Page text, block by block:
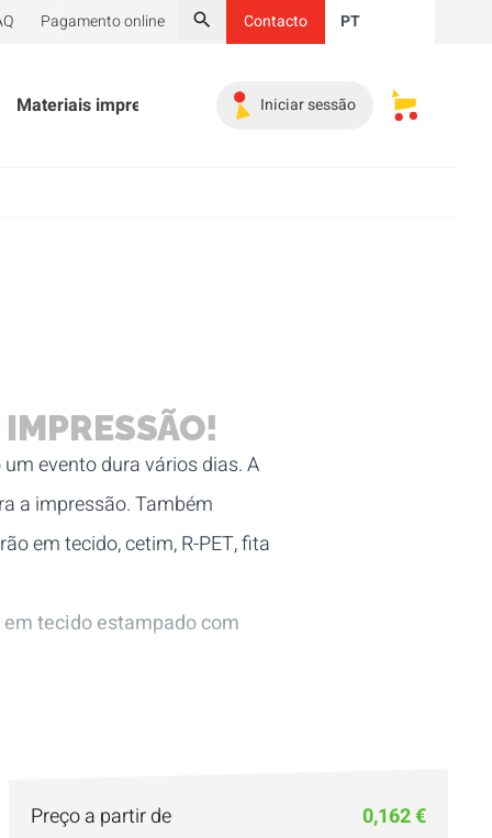
Pagamento online
Pesquisar
Contacto PT
Materiais impressos Material promocional
Iniciar sessão Os meus
evento dura vários dias. A
a impressão. Também
em tecido, cetim, R-PET, fita
tecido estampado com
Preço a partir de 0,162 €